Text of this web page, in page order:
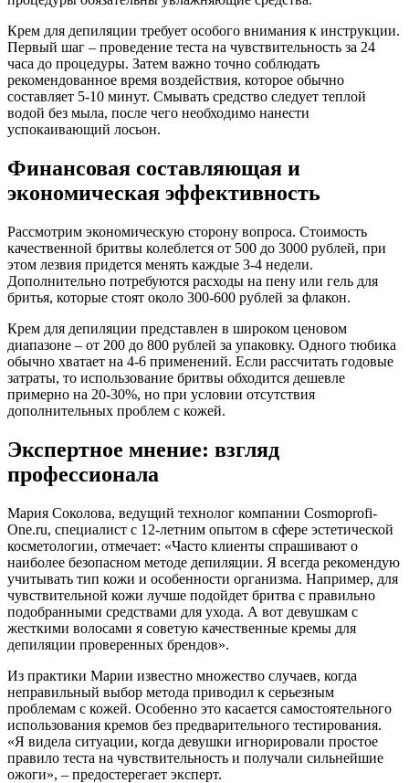
Крем для депиляции требует особого внимания к инструкции.
Первый шаг – проведение теста на чувствительность за 24
часа до процедуры. Затем важно точно соблюдать
рекомендованное время воздействия, которое обычно
составляет 5-10 минут. Смывать средство следует теплой
водой без мыла, после чего необходимо нанести
успокаивающий лосьон.
Финансовая составляющая и
экономическая эффективность
Рассмотрим экономическую сторону вопроса. Стоимость
качественной бритвы колеблется от 500 до 3000 рублей, при
этом лезвия придется менять каждые 3-4 недели.
Дополнительно потребуются расходы на пену или гель для
бритья, которые стоят около 300-600 рублей за флакон.
Крем для депиляции представлен в широком ценовом
диапазоне – от 200 до 800 рублей за упаковку. Одного тюбика
обычно хватает на 4-6 применений. Если рассчитать годовые
затраты, то использование бритвы обходится дешевле
примерно на 20-30%, но при условии отсутствия
дополнительных проблем с кожей.
Экспертное мнение: взгляд
профессионала
Мария Соколова, ведущий технолог компании Cosmoprofi-
One.ru, специалист с 12-летним опытом в сфере эстетической
косметологии, отмечает: «Часто клиенты спрашивают о
наиболее безопасном методе депиляции. Я всегда рекомендую
учитывать тип кожи и особенности организма. Например, для
чувствительной кожи лучше подойдет бритва с правильно
подобранными средствами для ухода. А вот девушкам с
жесткими волосами я советую качественные кремы для
депиляции проверенных брендов».
Из практики Марии известно множество случаев, когда
неправильный выбор метода приводил к серьезным
проблемам с кожей. Особенно это касается самостоятельного
использования кремов без предварительного тестирования.
«Я видела ситуации, когда девушки игнорировали простое
правило теста на чувствительность и получали сильнейшие
ожоги», – предостерегает эксперт.